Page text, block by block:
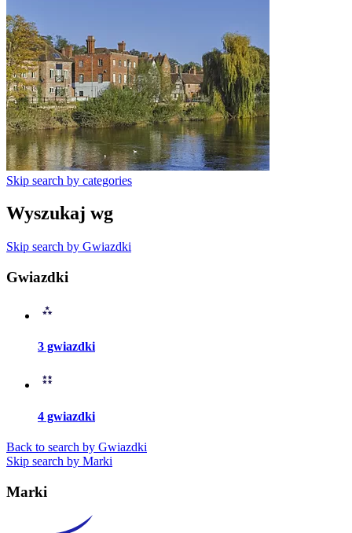
Skip search by categories
Wyszukaj wg
Skip search by Gwiazdki
Gwiazdki
3 gwiazdki
4 gwiazdki
Back to search by Gwiazdki
Skip search by Marki
Marki